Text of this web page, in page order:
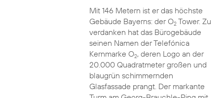
Mit 146 Metern ist er das höchste
Gebäude Bayerns: der O2Tower. Zu
verdanken hat das Bürogebäude
seinen Namen der Telefónica
Kernmarke O2, deren Logo an der
20.000 Quadratmeter großen und
blaugrün schimmernden
Glasfassade prangt. Der markante